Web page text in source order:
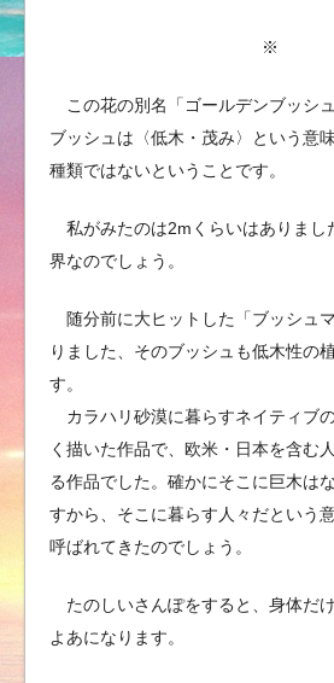
※
この花の別名「ゴールデンブッシ
ブッシュは〈低木・茂み〉という意
種類ではないということです。
私がみたのは2mくらいはありまし
界なのでしょう。
随分前に大ヒットした「ブッシュ
りました、そのブッシュも低木性の
す。
カラハリ砂漠に暮らすネイティブ
く描いた作品で、欧米・日本を含む
る作品でした。確かにそこに巨木は
すから、そこに暮らす人々だという
呼ばれてきたのでしょう。
たのしいさんぽをすると、身体だ
よあになります。